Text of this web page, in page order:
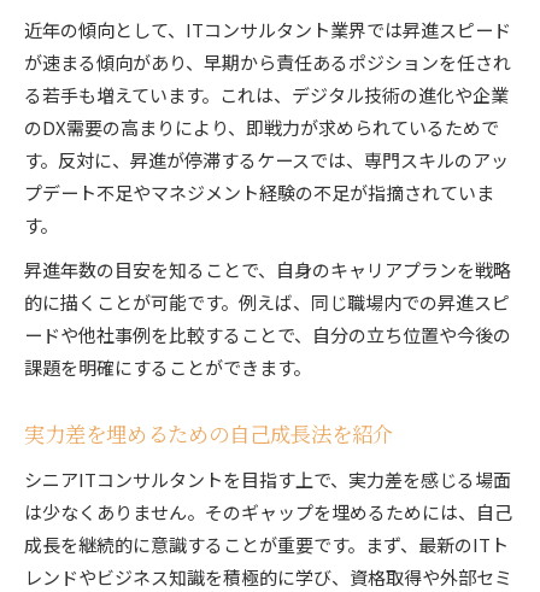
近年の傾向として、ITコンサルタント業界では昇進スピード
が速まる傾向があり、早期から責任あるポジションを任され
る若手も増えています。これは、デジタル技術の進化や企業
のDX需要の高まりにより、即戦力が求められているためで
す。反対に、昇進が停滞するケースでは、専門スキルのアッ
プデート不足やマネジメント経験の不足が指摘されていま
す。
昇進年数の目安を知ることで、自身のキャリアプランを戦略
的に描くことが可能です。例えば、同じ職場内での昇進スピ
ードや他社事例を比較することで、自分の立ち位置や今後の
課題を明確にすることができます。
実力差を埋めるための自己成長法を紹介
シニアITコンサルタントを目指す上で、実力差を感じる場面
は少なくありません。そのギャップを埋めるためには、自己
成長を継続的に意識することが重要です。まず、最新のITト
レンドやビジネス知識を積極的に学び、資格取得や外部セミ